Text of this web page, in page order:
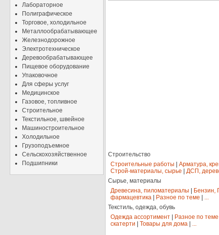
Лабораторное
Полиграфическое
Торговое, холодильное
Металлообрабатывающее
Железнодорожное
Электротехническое
Деревообрабатывающее
Пищевое оборудование
Упаковочное
Для сферы услуг
Медицинское
Газовое, топливное
Строительное
Текстильное, швейное
Машиностроительное
Холодильное
Грузоподъемное
Сельскохозяйственное
Подшипники
Строительство
Строительные работы
Арматура,
Строй-материалы, сырье
ДСП,
Сырье, материалы
Древесина, пиломатериалы
Бензин,
фармацевтика
Разное по теме
...
Текстиль, одежда, обувь
Одежда ассортимент
Разное по теме
скатерти
Товары для дома ...